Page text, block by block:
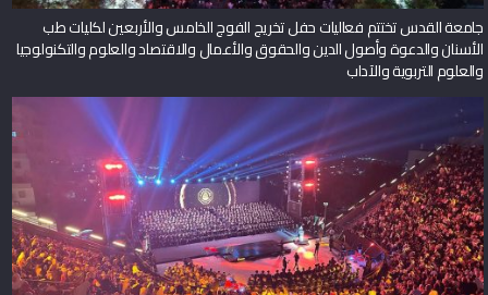
جامعة القدس تختتم فعاليات حفل تخريج الفوج الخامس والأربعين لكليات طب
الأسنان والدعوة وأصول الدين والحقوق والأعمال والاقتصاد والعلوم والتكنولوجيا
والعلوم التربوية والآداب